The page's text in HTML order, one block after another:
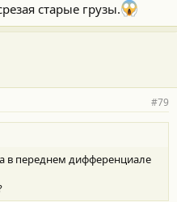
старые грузы.
#79
в переднем дифференциале